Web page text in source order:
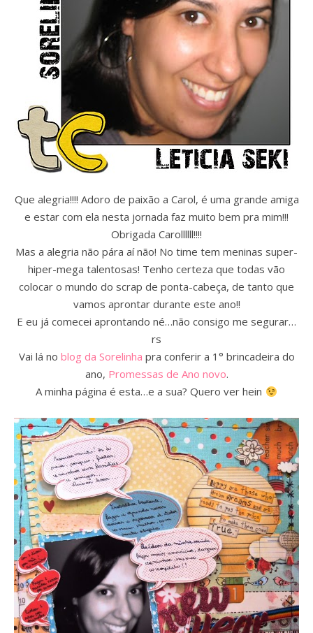
Que alegria!!!! Adoro de paixão a Carol, é uma grande amiga
e estar com ela nesta jornada faz muito bem pra mim!!!
Obrigada Carollllll!!!!
Mas a alegria não pára aí não! No time tem meninas super-
hiper-mega talentosas! Tenho certeza que todas vão
colocar o mundo do scrap de ponta-cabeça, de tanto que
vamos aprontar durante este ano!!
E eu já comecei aprontando né…não consigo me segurar…
rs
Vai lá no blog da Sorelinha pra conferir a 1° brincadeira do
ano, Promessas de Ano novo.
A minha página é esta…e a sua? Quero ver hein